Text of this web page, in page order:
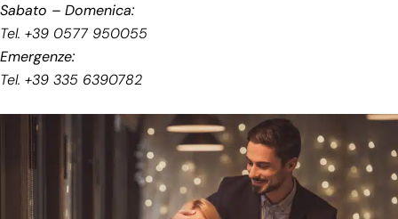
Sabato – Domenica:
Tel. +39 0577 950055
Emergenze:
Tel. +39 335 6390782